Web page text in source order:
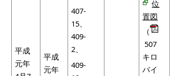
平成
元年
平成
元年
407-
15、
409-
2、
409-
位
置図
（
507
キロ
バイ